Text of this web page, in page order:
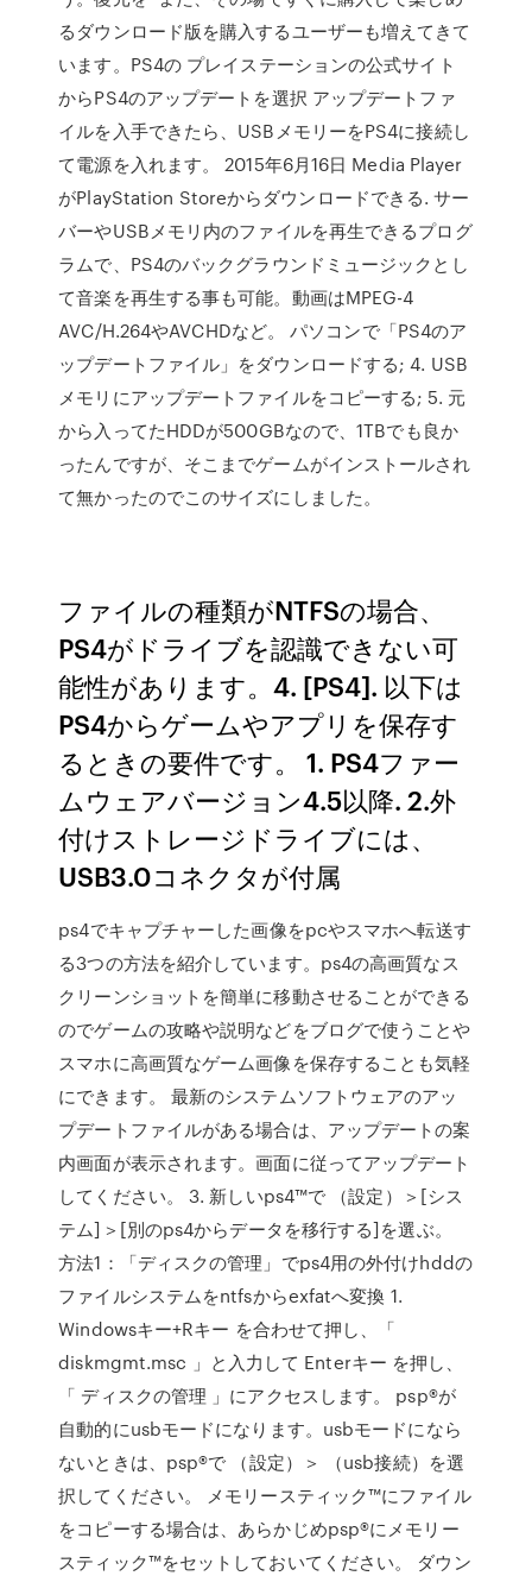
るダウンロード版を購入するユーザーも増えてきて
います。PS4の プレイステーションの公式サイト
からPS4のアップデートを選択 アップデートファ
イルを入手できたら、USBメモリーをPS4に接続し
て電源を入れます。 2015年6月16日 Media Player
がPlayStation Storeからダウンロードできる. サー
バーやUSBメモリ内のファイルを再生できるプログ
ラムで、PS4のバックグラウンドミュージックとし
て音楽を再生する事も可能。動画はMPEG-4
AVC/H.264やAVCHDなど。 パソコンで「PS4のア
ップデートファイル」をダウンロードする; 4. USB
メモリにアップデートファイルをコピーする; 5. 元
から入ってたHDDが500GBなので、1TBでも良か
ったんですが、そこまでゲームがインストールされ
て無かったのでこのサイズにしました。
ファイルの種類がNTFSの場合、
PS4がドライブを認識できない可
能性があります。4. [PS4]. 以下は
PS4からゲームやアプリを保存す
るときの要件です。 1. PS4ファー
ムウェアバージョン4.5以降. 2.外
付けストレージドライブには、
USB3.0コネクタが付属
ps4でキャプチャーした画像をpcやスマホへ転送す
る3つの方法を紹介しています。ps4の高画質なス
クリーンショットを簡単に移動させることができる
のでゲームの攻略や説明などをブログで使うことや
スマホに高画質なゲーム画像を保存することも気軽
にできます。 最新のシステムソフトウェアのアッ
プデートファイルがある場合は、アップデートの案
内画面が表示されます。画面に従ってアップデート
してください。 3. 新しいps4™で （設定）＞[シス
テム]＞[別のps4からデータを移行する]を選ぶ。
方法1：「ディスクの管理」でps4用の外付けhddの
ファイルシステムをntfsからexfatへ変換 1.
Windowsキー+Rキー を合わせて押し、「
diskmgmt.msc 」と入力して Enterキー を押し、
「 ディスクの管理 」にアクセスします。 psp®が
自動的にusbモードになります。usbモードになら
ないときは、psp®で （設定）＞ （usb接続）を選
択してください。 メモリースティック™にファイル
をコピーする場合は、あらかじめpsp®にメモリー
スティック™をセットしておいてください。 ダウン